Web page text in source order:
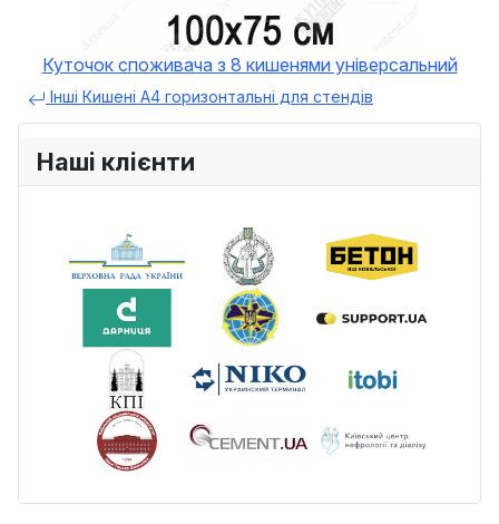
Куточок споживача з 8 кишенями універсальний
Інші Кишені А4 горизонтальні для стендів
Наші клієнти